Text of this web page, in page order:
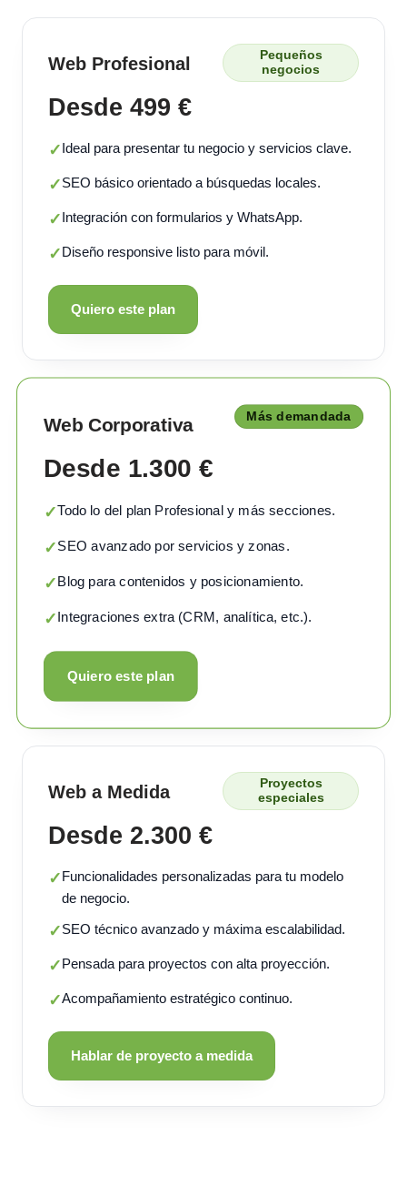
Web Profesional
Pequeños
negocios
Desde 499 €
✓Ideal para presentar tu negocio y servicios clave.
✓SEO básico orientado a búsquedas locales.
✓Integración con formularios y WhatsApp.
✓Diseño responsive listo para móvil.
Quiero este plan
Web Corporativa Más demandada
Desde 1.300 €
✓Todo lo del plan Profesional y más secciones.
✓SEO avanzado por servicios y zonas.
✓Blog para contenidos y posicionamiento.
✓Integraciones extra (CRM, analítica, etc.).
Quiero este plan
Web a Medida
Proyectos
especiales
Desde 2.300 €
✓Funcionalidades personalizadas para tu modelo
de negocio.
✓SEO técnico avanzado y máxima escalabilidad.
✓Pensada para proyectos con alta proyección.
✓Acompañamiento estratégico continuo.
Hablar de proyecto a medida